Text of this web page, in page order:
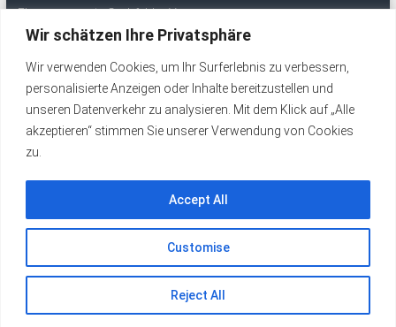
Wir schätzen Ihre Privatsphäre
Wir verwenden Cookies, um Ihr Surferlebnis zu verbessern,
personalisierte Anzeigen oder Inhalte bereitzustellen und
unseren Datenverkehr zu analysieren. Mit dem Klick auf „Alle
akzeptieren“ stimmen Sie unserer Verwendung von Cookies
zu.
Customise
Reject All
Accept All
Flugsportverein Grabfeld e. V.
Mittelweg 30
Tel.: +49 (0) 9762 277 (Flugplatz / Wochenende)
Tel.: +49 (0) 9762 324 (werktags)
Impressum
Copyright © 2026FSV Grabfeld e. V.. Alle Rechte vorbehalten.
von ThemeGrill. Präsentiert von